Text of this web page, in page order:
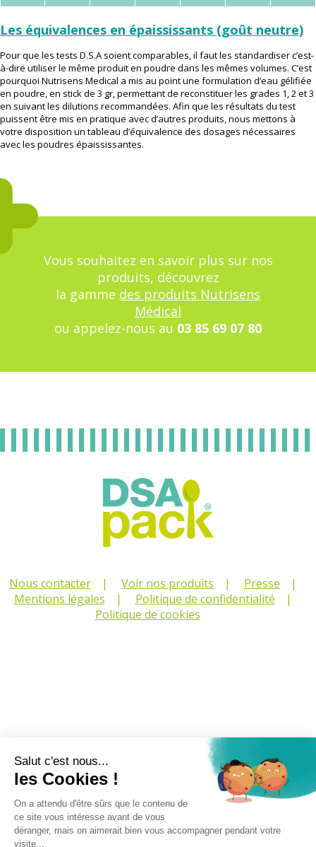
Les équivalences en épaississants (goût neutre)
Pour que les tests D.S.A soient comparables, il faut les standardiser c’est-
à-dire utiliser le même produit en poudre dans les mêmes volumes. C’est
pourquoi Nutrisens Medical a mis au point une formulation d’eau gélifiée
en poudre, en stick de 3 gr, permettant de reconstituer les grades 1, 2 et 3
en suivant les dilutions recommandées. Afin que les résultats du test
puissent être mis en pratique avec d’autres produits, nous mettons à
votre disposition un tableau d’équivalence des dosages nécessaires
avec les poudres épaississantes.
Vous souhaitez en savoir plus sur nos
produits, découvrez
la gamme des produits Nutrisens
Médical
ou appelez-nous au 03 85 69 07 80
Nous contacter Voir nos produits
Presse
Mentions légales
Politique de confidentialité
Politique de cookies